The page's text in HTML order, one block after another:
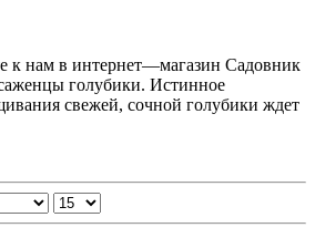
к нам в интернет—магазин Садовник
голубики. Истинное
свежей, сочной голубики ждет